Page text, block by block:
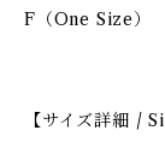
F（One Size）
【サイズ詳細 /